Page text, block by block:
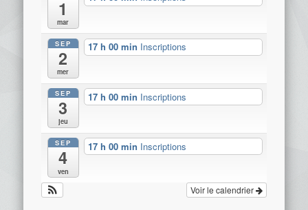
1
mar
SEP
2
mer
17 h 00 min Inscriptions
SEP
3
jeu
17 h 00 min Inscriptions
SEP
4
ven
17 h 00 min Inscriptions
Voir le calendrier